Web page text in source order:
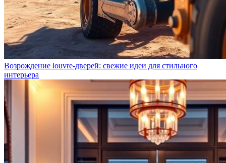
Возрождение louvre-дверей: свежие идеи для стильного
интерьера